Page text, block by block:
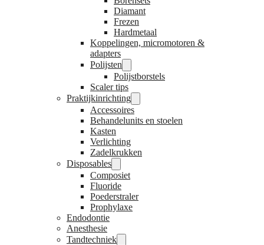
Diamant
Frezen
Hardmetaal
Koppelingen, micromotoren &
adapters
Polijsten
Polijstborstels
Scaler tips
Praktijkinrichting
Accessoires
Behandelunits en stoelen
Kasten
Verlichting
Zadelkrukken
Disposables
Composiet
Fluoride
Poederstraler
Prophylaxe
Endodontie
Anesthesie
Tandtechniek